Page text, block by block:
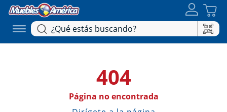
404
Página no encontrada